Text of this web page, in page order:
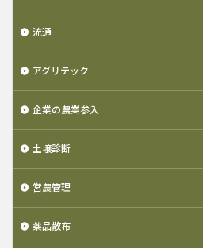
流通
アグリテック
企業の農業参入
土壌診断
営農管理
薬品散布